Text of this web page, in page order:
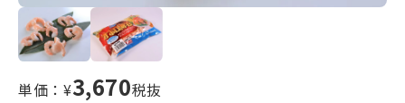
単価：¥3,670税抜